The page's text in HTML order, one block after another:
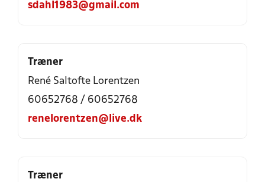
sdahl1983@gmail.com
Træner
René Saltofte Lorentzen
60652768 / 60652768
renelorentzen@live.dk
Træner